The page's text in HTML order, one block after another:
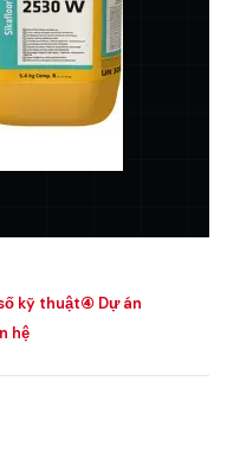
kỹ thuật④ Dự án
hệ